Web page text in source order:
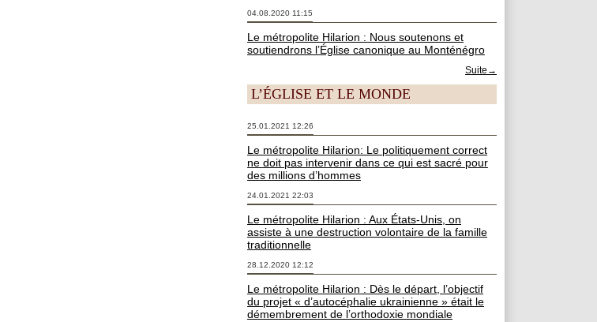
04.08.2020 11:15
Le métropolite Hilarion : Nous soutenons et
soutiendrons l’Église canonique au Monténégro
Suite→
L’ÉGLISE ET LE MONDE
25.01.2021 12:26
Le métropolite Hilarion: Le politiquement correct
ne doit pas intervenir dans ce qui est sacré pour
des millions d’hommes
24.01.2021 22:03
Le métropolite Hilarion : Aux États-Unis, on
assiste à une destruction volontaire de la famille
traditionnelle
28.12.2020 12:12
Le métropolite Hilarion : Dès le départ, l’objectif
du projet « d’autocéphalie ukrainienne » était le
démembrement de l’orthodoxie mondiale